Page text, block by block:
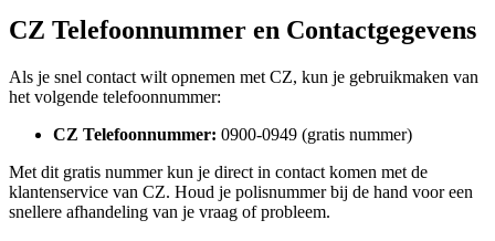
CZ Telefoonnummer en Contactgegevens
Als je snel contact wilt opnemen met CZ, kun je gebruikmaken van
het volgende telefoonnummer:
CZ Telefoonnummer: 0900-0949 (gratis nummer)
Met dit gratis nummer kun je direct in contact komen met de
klantenservice van CZ. Houd je polisnummer bij de hand voor een
snellere afhandeling van je vraag of probleem.